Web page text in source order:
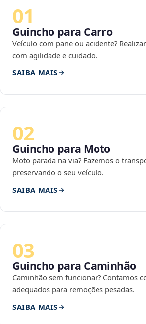
01
Guincho para Carro
Veículo com pane ou acidente?
com agilidade e cuidado.
SAIBA MAIS
02
Guincho para Moto
Moto parada na via? Fazemos o
preservando o seu veículo.
SAIBA MAIS
03
Guincho para Caminhão
Caminhão sem funcionar? Contamos
adequados para remoções pesadas.
SAIBA MAIS